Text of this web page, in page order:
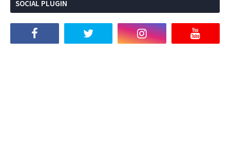
SOCIAL PLUGIN